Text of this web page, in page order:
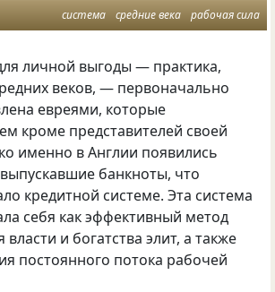
система средние века рабочая сила
личной выгоды — практика,
веков, — первоначально
евреями, которые
кроме представителей своей
именно в Англии появились
банкноты, что
кредитной системе. Эта система
себя как эффективный метод
власти и богатства элит, а также
постоянного потока рабочей